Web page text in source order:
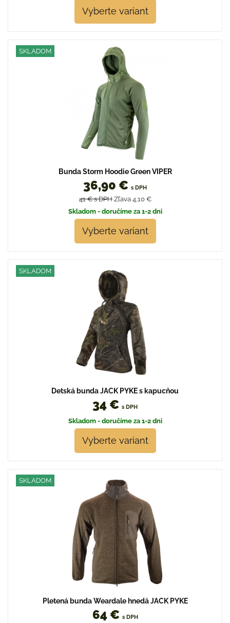
Vyberte variant
SKLADOM
Bunda Storm Hoodie Green VIPER
36,90 € s DPH
41 €s DPH Zľava 4,10 €
Skladom - doručíme za 1-2 dni
Vyberte variant
SKLADOM
Detská bunda JACK PYKE s kapucňou
34 € s DPH
Skladom - doručíme za 1-2 dni
Vyberte variant
SKLADOM
Pletená bunda Weardale hnedá JACK PYKE
64 € s DPH